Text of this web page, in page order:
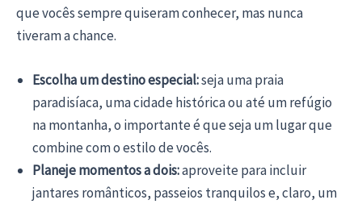
que vocês sempre quiseram conhecer, mas nunca
tiveram a chance.
Escolha um destino especial:seja uma praia
paradisíaca, uma cidade histórica ou até um refúgio
na montanha, o importante é que seja um lugar que
combine com o estilo de vocês.
Planeje momentos a dois:aproveite para incluir
jantares românticos, passeios tranquilos e, claro, um